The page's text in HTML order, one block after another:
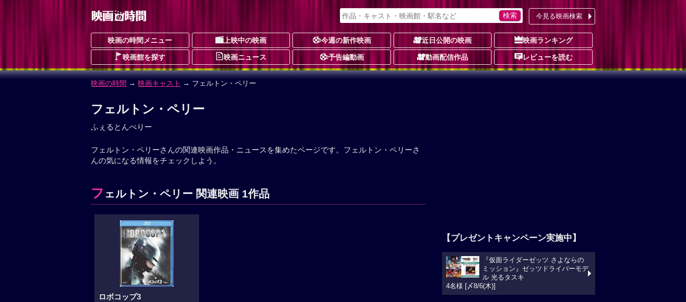
今見る映画検索
映画の時間メニュー 上映中の映画 今週の新作映画 近日公開の映画 映画ランキング
映画館を探す 映画ニュース 予告編動画 動画配信作品 レビューを読む
映画の時間 → 映画キャスト → フェルトン・ペリー
フェルトン・ペリー
ふぇるとんぺりー
フェルトン・ペリーさんの関連映画作品・ニュースを集めたページです。フェルトン・ペリーさ
んの気になる情報をチェックしよう。
フ ェルトン・ペリー 関連映画 1作品
ロボコップ3
【プレゼントキャンペーン実施中】
『仮面ライダーゼッツ さよならの
ミッション』ゼッツドライバーモデ
ル 光るタスキ
4名様 [〆8/6(木)]